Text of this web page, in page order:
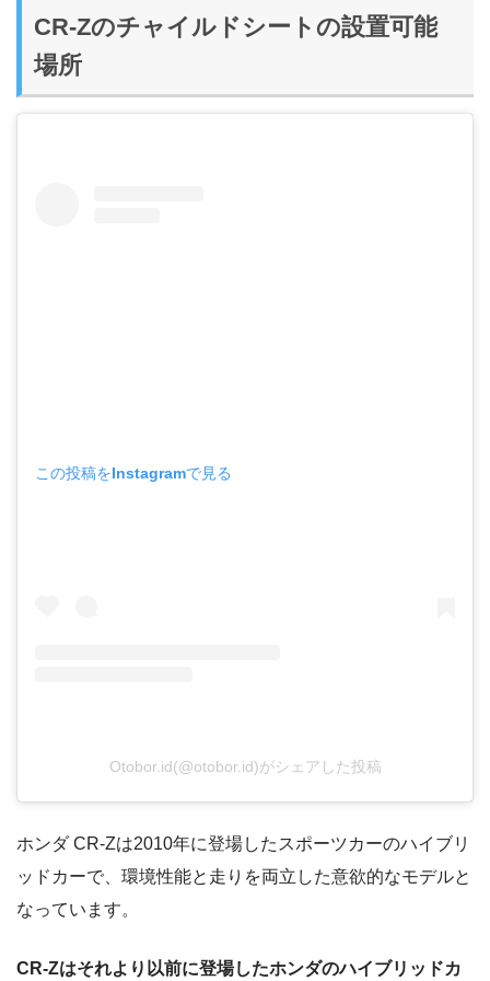
CR-Zのチャイルドシートの設置可能
場所
この投稿をInstagramで見る
Otobor.id(@otobor.id)がシェアした投稿
ホンダ CR-Zは2010年に登場したスポーツカーのハイブリ
ッドカーで、環境性能と走りを両立した意欲的なモデルと
なっています。
CR-Zはそれより以前に登場したホンダのハイブリッドカ